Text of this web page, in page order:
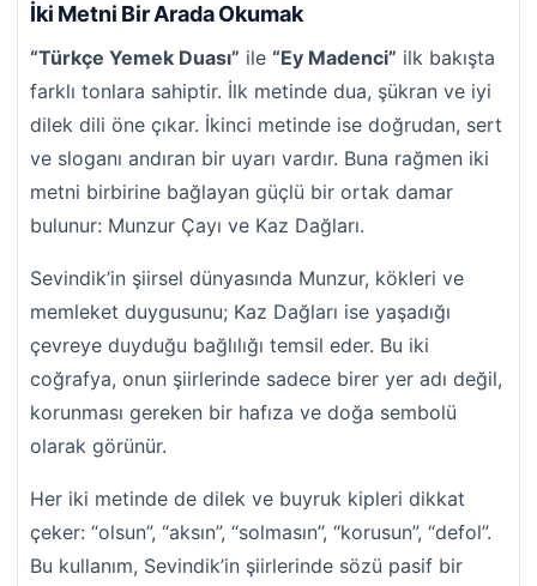
İki Metni Bir Arada Okumak
“Türkçe Yemek Duası” ile “Ey Madenci” ilk bakışta
farklı tonlara sahiptir. İlk metinde dua, şükran ve iyi
dilek dili öne çıkar. İkinci metinde ise doğrudan, sert
ve sloganı andıran bir uyarı vardır. Buna rağmen iki
metni birbirine bağlayan güçlü bir ortak damar
bulunur: Munzur Çayı ve Kaz Dağları.
Sevindik’in şiirsel dünyasında Munzur, kökleri ve
memleket duygusunu; Kaz Dağları ise yaşadığı
çevreye duyduğu bağlılığı temsil eder. Bu iki
coğrafya, onun şiirlerinde sadece birer yer adı değil,
korunması gereken bir hafıza ve doğa sembolü
olarak görünür.
Her iki metinde de dilek ve buyruk kipleri dikkat
çeker: “olsun”, “aksın”, “solmasın”, “korusun”, “defol”.
Bu kullanım, Sevindik’in şiirlerinde sözü pasif bir